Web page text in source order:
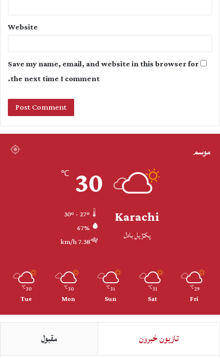
Website
Save my name, email, and website in this browser for
the next time I comment.
موسم
Karachi
پکڙيل بادل
30
℃
67%
7.38 km/h
29
℃
Fri
31
℃
Sat
31
℃
Sun
30
℃
Mon
30
℃
Tue
تازيون خبرون مقبول